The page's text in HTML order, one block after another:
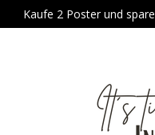
Kaufe 2 Poster und